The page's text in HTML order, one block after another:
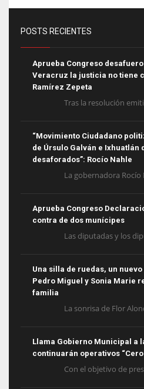
POSTS RECIENTES
Aprueba Congreso
Veracruz la justicia no tiene
Ramírez Zepeta
Tras la resolución
“Movimiento Ciudadano
de Úrsulo Galván e Ixhuatlán
desaforados”: Rocío Nahle
La gobernadora Rocío
Aprueba Congreso
contra de dos munícipes
Las diputadas y los
Una silla de ruedas, un
Pedro Miguel y Sonia Marie
familia
La sonrisa de Flor
Llama Gobierno Municipal a
continuarán operativos
Con el objetivo de